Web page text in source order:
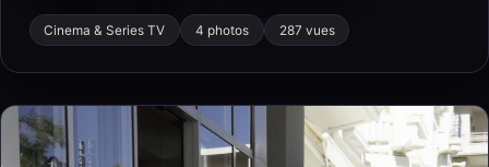
Cinema & Series TV 4 photos 287 vues